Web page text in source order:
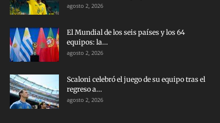
agosto 2, 2026
El Mundial de los seis países y los 64
equipos: la...
agosto 2, 2026
Scaloni celebró el juego de su equipo tras el
regreso a...
agosto 2, 2026